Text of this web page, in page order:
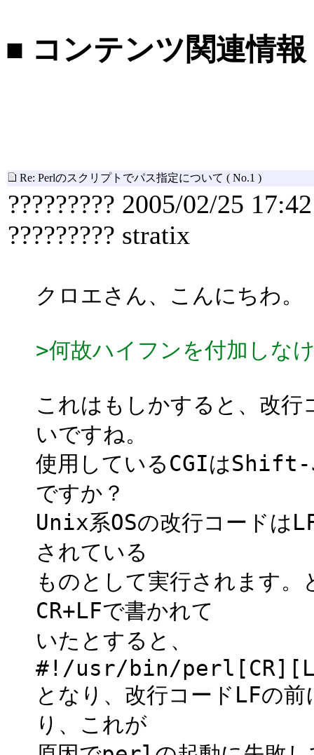
■ コンテンツ関連情報
Re: Perlのスクリプトでパス指定について ( No.1 )
????????? 2005/02/25 17:42
????????? stratix
クロエさん、こんにちわ。
>何故ハイフンを付加しな
これはもしかすると、改
いですね。
使用しているCGIはShift-
ですか？
Unix系OSの改行コードは
されている
ものとして実行されます
CR+LFで書かれて
いたとすると、
#!/usr/bin/
となり、改行コードLFの
り、これが